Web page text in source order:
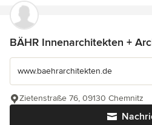
BÄHR Innenarchitekten +
www.baehrarchitekten.de
Zietenstraße 76, 09130 Chemnitz